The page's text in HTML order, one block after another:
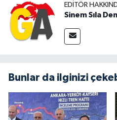
EDITÖR
Sinem Sıla
Bunlar da ilginizi